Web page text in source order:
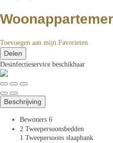
Toevoegen aan mijn Favorieten
Delen
Desinfectieservice beschikbaar
Beschrijving
Bewoners 6
2 Tweepersoonsbedden
1 Tweepersoons slaapbank